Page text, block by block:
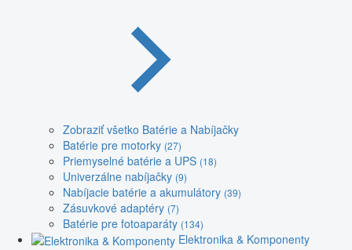
Zobraziť všetko Batérie a Nabíjačky
Batérie pre motorky (27)
Priemyselné batérie a UPS (18)
Univerzálne nabíjačky (9)
Nabíjacie batérie a akumulátory (39)
Zásuvkové adaptéry (7)
Batérie pre fotoaparáty (134)
Elektronika & Komponenty